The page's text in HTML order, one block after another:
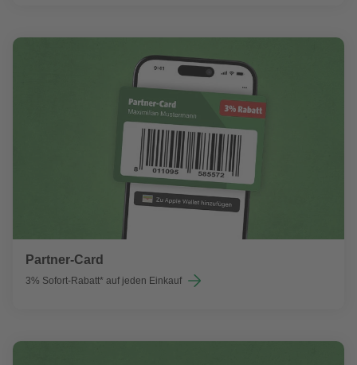
Partner-Card
3% Sofort-Rabatt* auf jeden Einkauf